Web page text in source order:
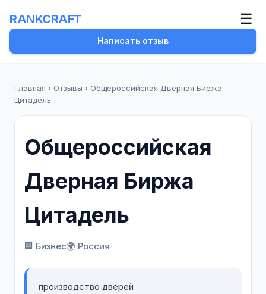
RANKCRAFT ☰
Написать отзыв
Главная › Отзывы › Общероссийская Дверная Биржа
Цитадель
Общероссийская
Дверная Биржа
Цитадель
🏢 Бизнес🌍 Россия
производство дверей